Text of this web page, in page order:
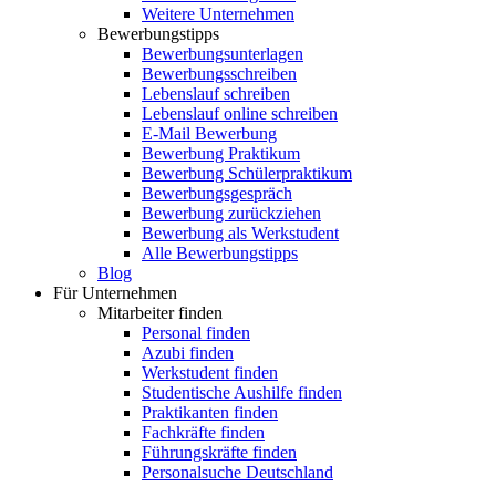
Weitere Unternehmen
Bewerbungstipps
Bewerbungsunterlagen
Bewerbungsschreiben
Lebenslauf schreiben
Lebenslauf online schreiben
E-Mail Bewerbung
Bewerbung Praktikum
Bewerbung Schülerpraktikum
Bewerbungsgespräch
Bewerbung zurückziehen
Bewerbung als Werkstudent
Alle Bewerbungstipps
Blog
Für Unternehmen
Mitarbeiter finden
Personal finden
Azubi finden
Werkstudent finden
Studentische Aushilfe finden
Praktikanten finden
Fachkräfte finden
Führungskräfte finden
Personalsuche Deutschland